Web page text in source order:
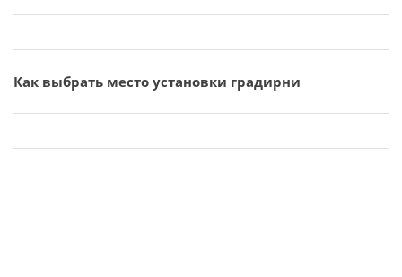
Как выбрать место установки градирни